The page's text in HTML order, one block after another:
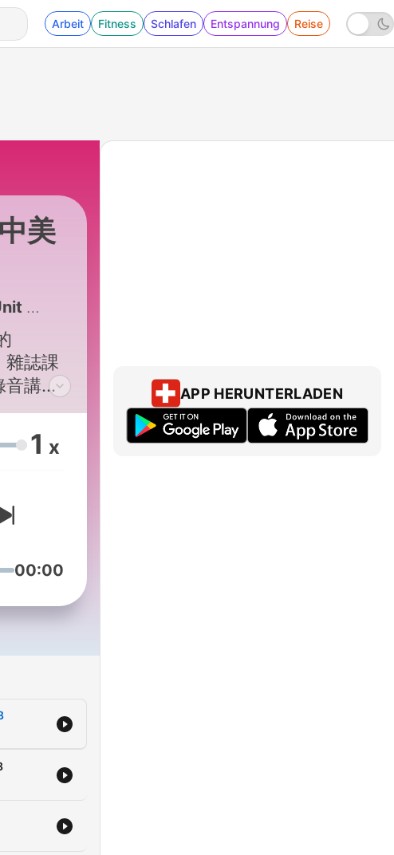
Arbeit Fitness Schlafen Entspannung Reise
美
開_2026.0708
雜誌課
音講
，易學
更加
podcasts/9ed8419c-
1 x
00:00
APP HERUNTERLADEN